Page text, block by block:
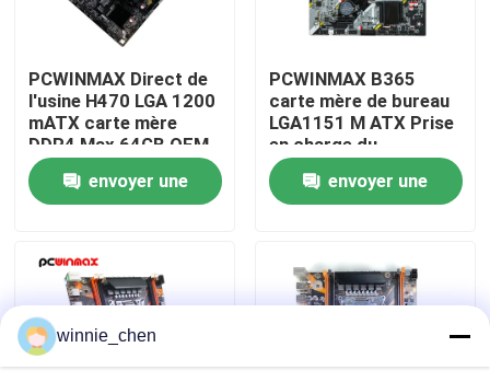
Visite d'usine
Contrôle de qualité
Contactez-nous
Cartes graphiques de jeu
Carte graphique minière
PCWINMAX Direct de
l'usine H470 LGA 1200
mATX carte mère
DDR4 Max 64GB OEM
ODM Support 10ème
11ème génération
CPU en gros
envoyer une
PCWINMAX B365
carte mère de bureau
LGA1151 M ATX Prise
en charge du
processeur de 8e et
9e génération DDR4
jusqu'à 64 Go M.2 USB
envoyer une
winnie_chen